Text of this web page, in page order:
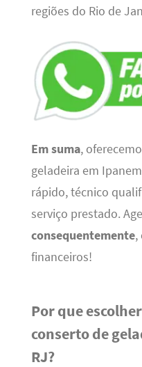
regiões do Rio de
Em suma,
geladeira em
rápido, técnico
serviço prestado.
consequentemente,
financeiros!
Por que
conserto de
RJ?